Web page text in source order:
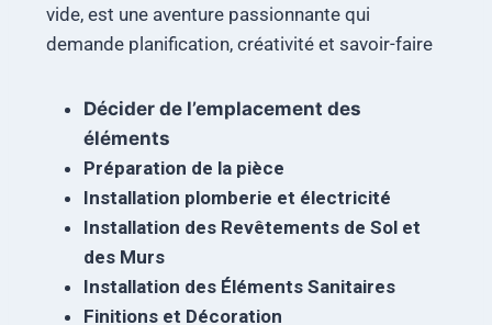
vide, est une aventure passionnante qui
demande planification, créativité et savoir-faire
Décider de l’emplacement des
éléments
Préparation de la pièce
Installation plomberie et électricité
Installation des Revêtements de Sol et
des Murs
Installation des Éléments Sanitaires
Finitions et Décoration